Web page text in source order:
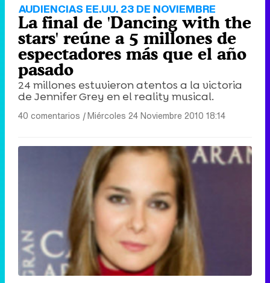
AUDIENCIAS EE.UU. 23 DE NOVIEMBRE
La final de 'Dancing with the
stars' reúne a 5 millones de
espectadores más que el año
pasado
24 millones estuvieron atentos a la victoria
de Jennifer Grey en el reality musical.
40 comentarios |Miércoles 24 Noviembre 2010 18:14